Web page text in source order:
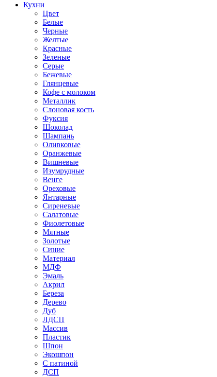
Кухни
Цвет
Белые
Черные
Желтые
Красные
Зеленые
Серые
Бежевые
Глянцевые
Кофе с молоком
Металлик
Слоновая кость
Фуксия
Шоколад
Шампань
Оливковые
Оранжевые
Вишневые
Изумрудные
Венге
Ореховые
Янтарные
Сиреневые
Салатовые
Фиолетовые
Мятные
Золотые
Синие
Материал
МДФ
Эмаль
Акрил
Береза
Дерево
Дуб
ЛДСП
Массив
Пластик
Шпон
Экошпон
С патиной
ДСП